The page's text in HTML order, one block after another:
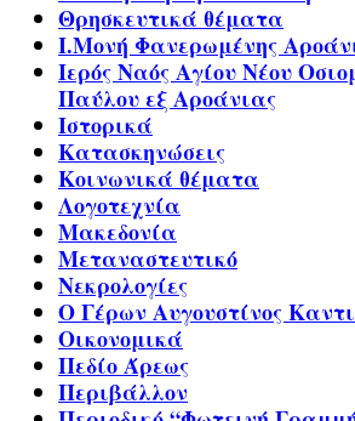
Θρησκευτικά θέματα
Ι.Μονή Φανερωμένης
Ιερός Ναός Αγίου Νέου
Παύλου εξ Αροάνιας
Ιστορικά
Κατασκηνώσεις
Κοινωνικά θέματα
Λογοτεχνία
Μακεδονία
Μεταναστευτικό
Νεκρολογίες
Ο Γέρων Αυγουστίνος
Οικονομικά
Πεδίο Άρεως
Περιβάλλον